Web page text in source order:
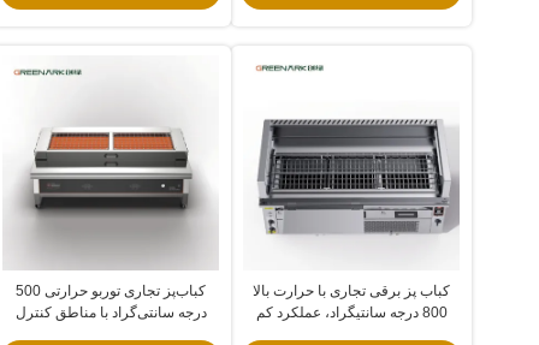
کباب پز برقی تجاری با حرارت بالا
800 درجه سانتیگراد، عملکرد کم
کباب‌پز تجاری توربو حرارتی 500
درجه سانتی‌گراد با مناطق کنترل